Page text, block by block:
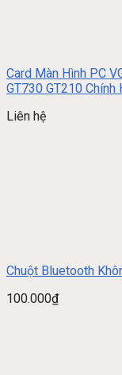
Card Màn Hình PC
GT730 GT210 Chính
Liên hệ
Chuột Bluetooth
100.000₫